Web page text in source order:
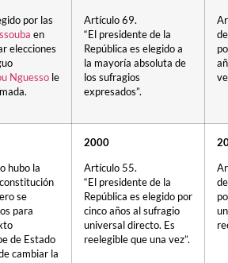
por las
en
elecciones
Nguesso le
Artículo 69.
“El presidente de la
República es elegido a
la mayoría absoluta de
los sufragios
expresados”.
hubo la
se
para
de Estado
cambiar la
2000
Artículo 55.
“El presidente de la
República es elegido por
cinco años al sufragio
universal directo. Es
reelegible que una vez”.